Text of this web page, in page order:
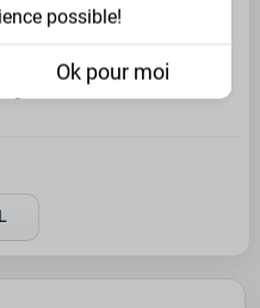
bleu clair
possible!
Ok pour moi